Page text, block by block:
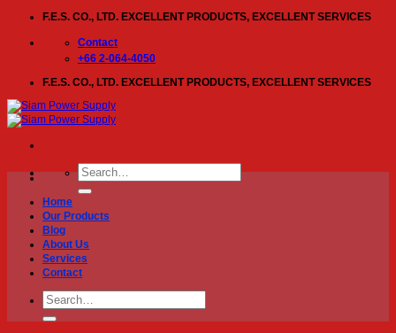
content
F.E.S. CO., LTD. EXCELLENT PRODUCTS, EXCELLENT SERVICES
Contact
+66 2-064-4050
F.E.S. CO., LTD. EXCELLENT PRODUCTS, EXCELLENT SERVICES
Search
for:
Home
Our Products
Blog
About Us
Services
Contact
Search
for: